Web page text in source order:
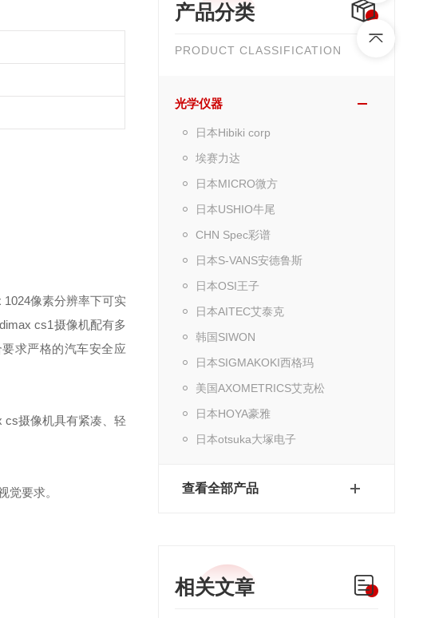
产品分类
PRODUCT CLASSIFICATION
光学仪器
日本Hibiki corp
埃赛力达
日本MICRO微方
日本USHIO牛尾
CHN Spec彩谱
日本S-VANS安德鲁斯
日本OSI王子
日本AITEC艾泰克
韩国SIWON
日本SIGMAKOKI西格玛
美国AXOMETRICS艾克松
日本HOYA豪雅
日本otsuka大塚电子
查看全部产品
相关文章
像素分辨率下可实
cs1摄像机配有多
求严格的汽车安全应
cs摄像机具有紧凑、轻
觉要求。